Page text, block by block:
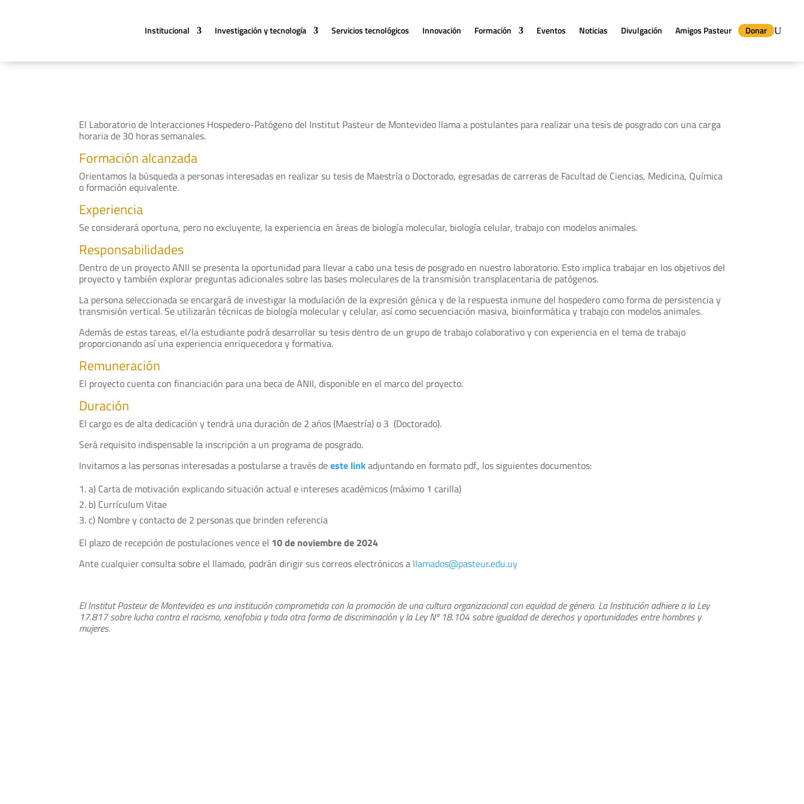
Institucional Investigación y tecnología Servicios tecnológicos Innovación Formación Eventos Noticias Divulgación Amigos Pasteur Donar
El Laboratorio de Interacciones Hospedero-Patógeno del Institut Pasteur de Montevideo llama a postulantes para realizar una tesis de posgrado con una carga
horaria de 30 horas semanales.
Formación alcanzada
Orientamos la búsqueda a personas interesadas en realizar su tesis de Maestría o Doctorado, egresadas de carreras de Facultad de Ciencias, Medicina, Química
o formación equivalente.
Experiencia
Se considerará oportuna, pero no excluyente, la experiencia en áreas de biología molecular, biología celular, trabajo con modelos animales.
Responsabilidades
Dentro de un proyecto ANII se presenta la oportunidad para llevar a cabo una tesis de posgrado en nuestro laboratorio. Esto implica trabajar en los objetivos del
proyecto y también explorar preguntas adicionales sobre las bases moleculares de la transmisión transplacentaria de patógenos.
La persona seleccionada se encargará de investigar la modulación de la expresión génica y de la respuesta inmune del hospedero como forma de persistencia y
transmisión vertical. Se utilizarán técnicas de biología molecular y celular, así como secuenciación masiva, bioinformática y trabajo con modelos animales.
Además de estas tareas, el/la estudiante podrá desarrollar su tesis dentro de un grupo de trabajo colaborativo y con experiencia en el tema de trabajo
proporcionando así una experiencia enriquecedora y formativa.
Remuneración
El proyecto cuenta con financiación para una beca de ANII, disponible en el marco del proyecto.
Duración
El cargo es de alta dedicación y tendrá una duración de 2 años (Maestría) o 3 (Doctorado).
Será requisito indispensable la inscripción a un programa de posgrado.
Invitamos a las personas interesadas a postularse a través deeste linkadjuntando en formato pdf., los siguientes documentos:
a) Carta de motivación explicando situación actual e intereses académicos (máximo 1 carilla)
b) Currículum Vitae
c) Nombre y contacto de 2 personas que brinden referencia
El plazo de recepción de postulaciones vence el 10 de noviembre de 2024
Ante cualquier consulta sobre el llamado, podrán dirigir sus correos electrónicos a llamados@pasteur.edu.uy
El Institut Pasteur de Montevideo es una institución comprometida con la promoción de una cultura organizacional con equidad de género. La Institución adhiere a la Ley
17.817 sobre lucha contra el racismo, xenofobia y toda otra forma de discriminación y la Ley Nº 18.104 sobre igualdad de derechos y oportunidades entre hombres y
mujeres.